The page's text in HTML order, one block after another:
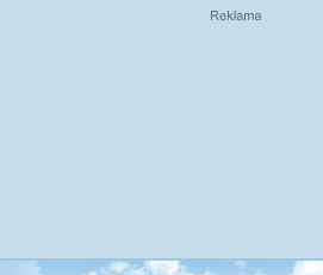
Přejít